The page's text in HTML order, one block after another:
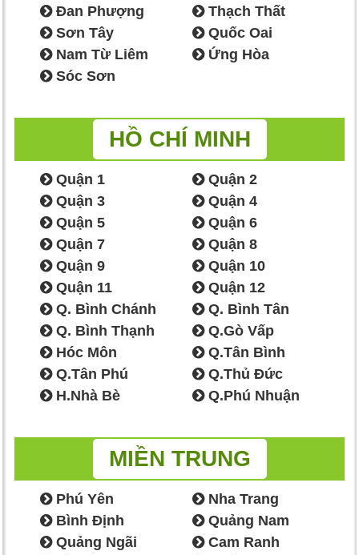
Đan Phượng
Thạch Thất
Sơn Tây
Quốc Oai
Nam Từ Liêm
Ứng Hòa
Sóc Sơn
HỒ CHÍ MINH
Quận 1
Quận 2
Quận 3
Quận 4
Quận 5
Quận 6
Quận 7
Quận 8
Quận 9
Quận 10
Quận 11
Quận 12
Q. Bình Chánh
Q. Bình Tân
Q. Bình Thạnh
Q.Gò Vấp
Hóc Môn
Q.Tân Bình
Q.Tân Phú
Q.Thủ Đức
H.Nhà Bè
Q.Phú Nhuận
MIỀN TRUNG
Phú Yên
Nha Trang
Bình Định
Quảng Nam
Quảng Ngãi
Cam Ranh